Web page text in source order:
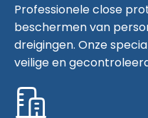
Professionele close
beschermen van
dreigingen. Onze
veilige en